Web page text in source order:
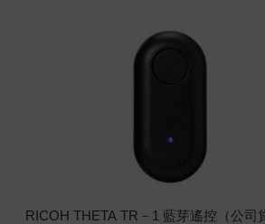
RICOH THETA TR－1 藍芽遙控（公司